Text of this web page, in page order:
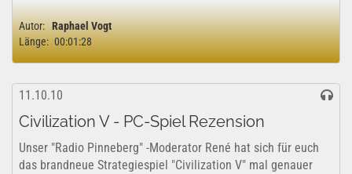
Autor: Raphael Vogt
Länge: 00:01:28
11.10.10
Civilization V - PC-Spiel Rezension
Unser "Radio Pinneberg" -Moderator René hat sich für euch
das brandneue Strategiespiel "Civilization V" mal genauer